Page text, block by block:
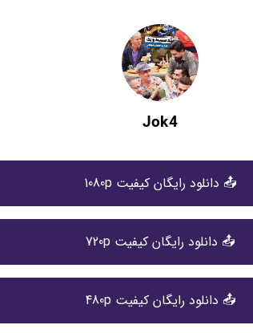
Jok4
📤 دانلود رایگان کیفیت 1080p
📤 دانلود رایگان کیفیت 720p
📤 دانلود رایگان کیفیت 480p